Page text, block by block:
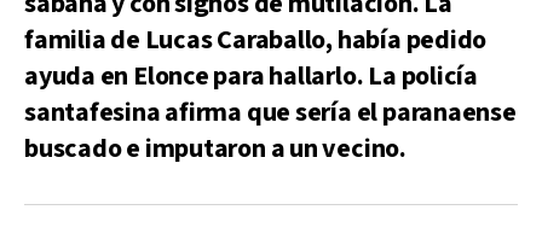
familia de Lucas Caraballo, había pedido
ayuda en Elonce para hallarlo. La policía
santafesina afirma que sería el paranaense
buscado e imputaron a un vecino.